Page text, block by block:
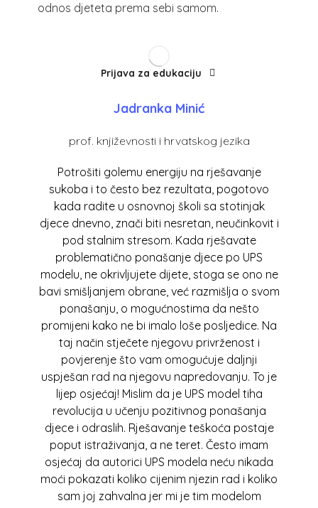
TREĆI STUPANJ
Prijava za edukaciju
odnos djeteta prema sebi samom.
Jadranka Minić
prof. književnosti i hrvatskog jezika
Potrošiti golemu energiju na rješavanje
sukoba i to često bez rezultata, pogotovo
kada radite u osnovnoj školi sa stotinjak
djece dnevno, znači biti nesretan, neučinkovit i
pod stalnim stresom. Kada rješavate
problematično ponašanje djece po UPS
modelu, ne okrivljujete dijete, stoga se ono ne
bavi smišljanjem obrane, već razmišlja o svom
ponašanju, o mogućnostima da nešto
promijeni kako ne bi imalo loše posljedice. Na
taj način stječete njegovu privrženost i
povjerenje što vam omogućuje daljnji
uspješan rad na njegovu napredovanju. To je
lijep osjećaj! Mislim da je UPS model tiha
revolucija u učenju pozitivnog ponašanja
djece i odraslih. Rješavanje teškoća postaje
poput istraživanja, a ne teret. Često imam
osjećaj da autorici UPS modela neću nikada
moći pokazati koliko cijenim njezin rad i koliko
sam joj zahvalna jer mi je tim modelom